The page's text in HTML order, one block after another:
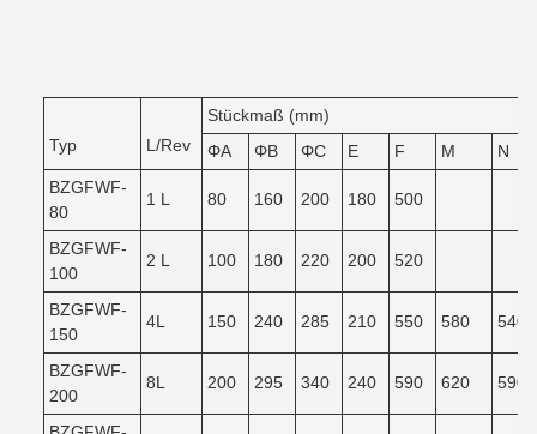
Typ L/Rev
Stückmaß (mm)
ΦA
ΦB ΦC E F M
N
BZGFWF-
80
1 L 80 160 200 180 500
BZGFWF-
100
2 L 100 180 220 200 520
BZGFWF-
150
4L 150 240 285 210 550 580 540
BZGFWF-
200
8L 200 295 340 240 590 620 590